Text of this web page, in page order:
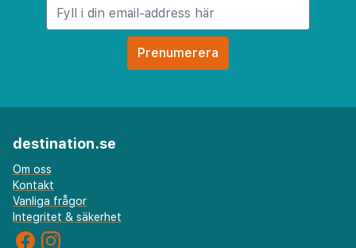
destination.se
Om oss
Kontakt
Vanliga frågor
Integritet & säkerhet